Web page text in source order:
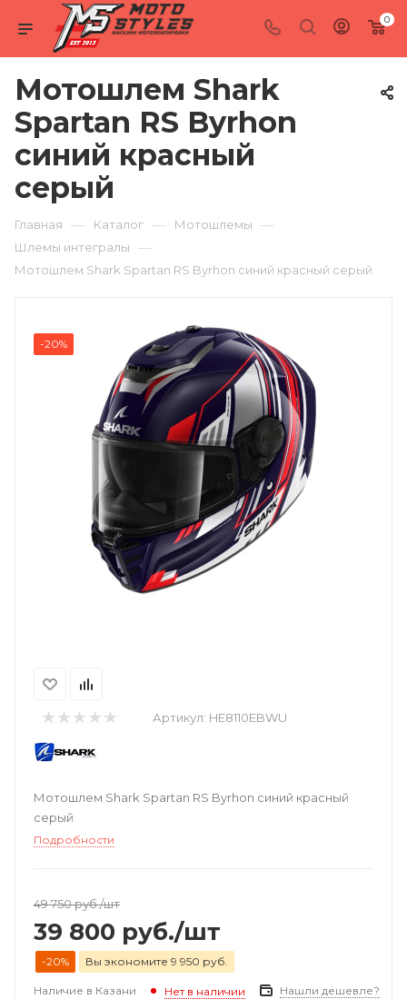
0
Мотошлем Shark
Spartan RS Byrhon
синий красный
серый
Главная — Каталог — Мотошлемы —
Шлемы интегралы —
Мотошлем Shark Spartan RS Byrhon синий красный серый
-20%
Артикул: HE8110EBWU
Мотошлем Shark Spartan RS Byrhon синий красный
серый
Подробности
49 750руб./шт
39 800 руб./шт
-20% Вы экономите 9 950 руб.
Наличие в Казани Нет в наличии Нашли дешевле?